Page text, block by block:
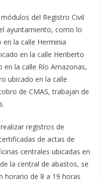
del Registro Civil
ayuntamiento, como lo
en la calle Herminia
en la calle Heriberto
en la calle Río Amazonas,
ubicado en la calle
de CMAS, trabajan de
registros de
de actas de
centrales ubicadas en
la central de abastos, se
horario de 8 a 19 horas